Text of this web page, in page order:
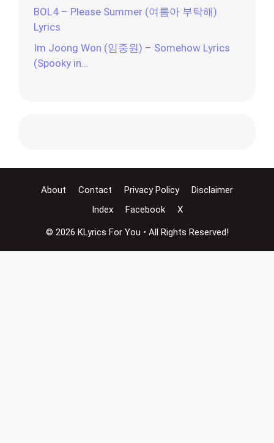
BOL4 – Please Summer (여름아 부탁해)
Lyrics
Im Joong Won (임중원) – Somehow Lyrics
(Spooky in…
About Contact Privacy Policy
Disclaimer
Index
Facebook X
© 2026 KLyrics For You • All Rights Reserved!